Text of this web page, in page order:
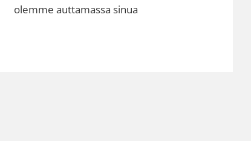
olemme auttamassa sinua